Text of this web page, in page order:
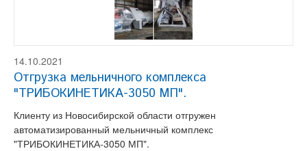
14.10.2021
Отгрузка мельничного комплекса
"ТРИБОКИНЕТИКА-3050 МП".
Клиенту из Новосибирской области отгружен
автоматизированный мельничный комплекс
"ТРИБОКИНЕТИКА-3050 МП".